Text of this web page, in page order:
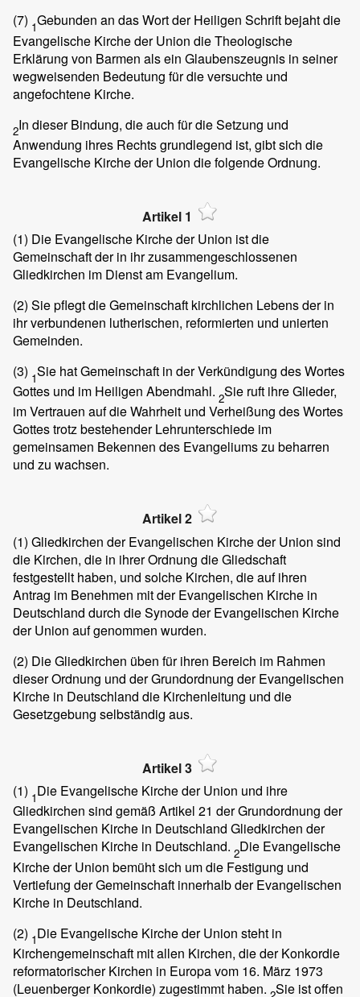
(7) 1Gebunden an das Wort der Heiligen Schrift bejaht die
Evangelische Kirche der Union die Theologische
Erklärung von Barmen als ein Glaubenszeugnis in seiner
wegweisenden Bedeutung für die versuchte und
angefochtene Kirche.
2In dieser Bindung, die auch für die Setzung und
Anwendung ihres Rechts grundlegend ist, gibt sich die
Evangelische Kirche der Union die folgende Ordnung.
Artikel 1
(1) Die Evangelische Kirche der Union ist die
Gemeinschaft der in ihr zusammengeschlossenen
Gliedkirchen im Dienst am Evangelium.
(2) Sie pflegt die Gemeinschaft kirchlichen Lebens der in
ihr verbundenen lutherischen, reformierten und unierten
Gemeinden.
(3) 1Sie hat Gemeinschaft in der Verkündigung des Wortes
Gottes und im Heiligen Abendmahl. 2Sie ruft ihre Glieder,
im Vertrauen auf die Wahrheit und Verheißung des Wortes
Gottes trotz bestehender Lehrunterschiede im
gemeinsamen Bekennen des Evangeliums zu beharren
und zu wachsen.
Artikel 2
(1) Gliedkirchen der Evangelischen Kirche der Union sind
die Kirchen, die in ihrer Ordnung die Gliedschaft
festgestellt haben, und solche Kirchen, die auf ihren
Antrag im Benehmen mit der Evangelischen Kirche in
Deutschland durch die Synode der Evangelischen Kirche
der Union auf­ genommen wurden.
(2) Die Gliedkirchen üben für ihren Bereich im Rahmen
dieser Ordnung und der Grundordnung der Evangelischen
Kirche in Deutschland die Kirchenleitung und die
Gesetzgebung selbständig aus.
Artikel 3
(1) 1Die Evangelische Kirche der Union und ihre
Gliedkirchen sind gemäß Artikel 21 der Grundordnung der
Evangelischen Kirche in Deutschland Gliedkirchen der
Evangelischen Kirche in Deutschland. 2Die Evangelische
Kirche der Union bemüht sich um die Festigung und
Vertiefung der Gemeinschaft innerhalb der Evangelischen
Kirche in Deutschland.
(2) 1Die Evangelische Kirche der Union steht in
Kirchengemeinschaft mit allen Kirchen, die der Konkordie
reformatorischer Kirchen in Europa vom 16. März 1973
(Leuenberger Konkordie) zugestimmt haben. Sie ist offen